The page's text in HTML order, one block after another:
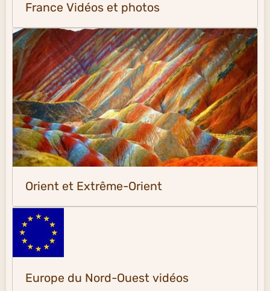
France Vidéos et photos
Orient et Extrême-Orient
Europe du Nord-Ouest vidéos